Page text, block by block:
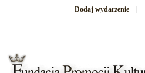
Dodaj wydarzenie